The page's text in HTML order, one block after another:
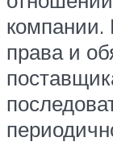
права и